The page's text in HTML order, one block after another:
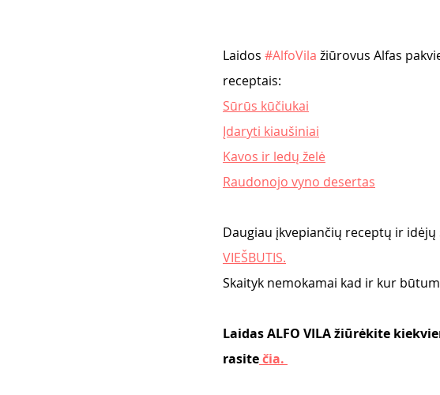
Laidos #AlfoVila žiūrovus Alfas
receptais:
Sūrūs kūčiukai
Įdaryti kiaušiniai
Kavos ir ledų želė
Raudonojo vyno desertas
Daugiau įkvepiančių receptų ir
VIEŠBUTIS.
Skaityk nemokamai kad ir kur
Laidas ALFO VILA žiūrėkite
rasite čia.